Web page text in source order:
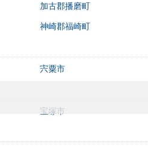
加古郡播磨町
神崎郡福崎町
宍粟市
宝塚市